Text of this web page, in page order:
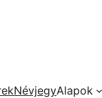
NévjegyAlapok